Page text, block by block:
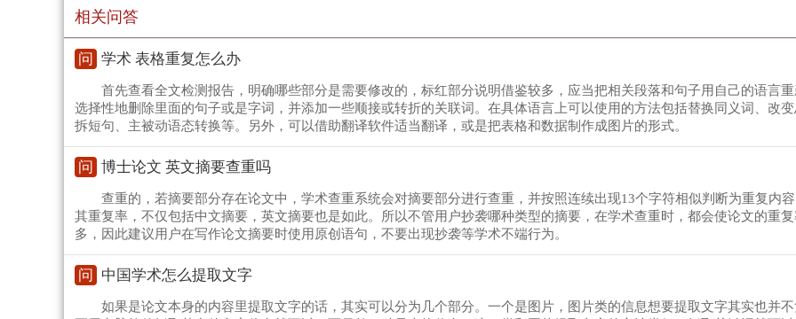
相关问答
问 学术 表格重复怎么办
首先查看全文检测报告，明确哪些部分是需要修改的，标红部分说明借鉴较多，应当把相关段落和句子用自己的语言
选择性地删除里面的句子或是字词，并添加一些顺接或转折的关联词。在具体语言上可以使用的方法包括替换同义词、改
拆短句、主被动语态转换等。另外，可以借助翻译软件适当翻译，或是把表格和数据制作成图片的形式。
问 博士论文 英文摘要查重吗
查重的，若摘要部分存在论文中，学术查重系统会对摘要部分进行查重，并按照连续出现13个字符相似判断为重复内
其重复率，不仅包括中文摘要，英文摘要也是如此。所以不管用户抄袭哪种类型的摘要，在学术查重时，都会使论文的重
多，因此建议用户在写作论文摘要时使用原创语句，不要出现抄袭等学术不端行为。
问 中国学术怎么提取文字
如果是论文本身的内容里提取文字的话，其实可以分为几个部分。一个是图片，图片类的信息想要提取文字其实也并